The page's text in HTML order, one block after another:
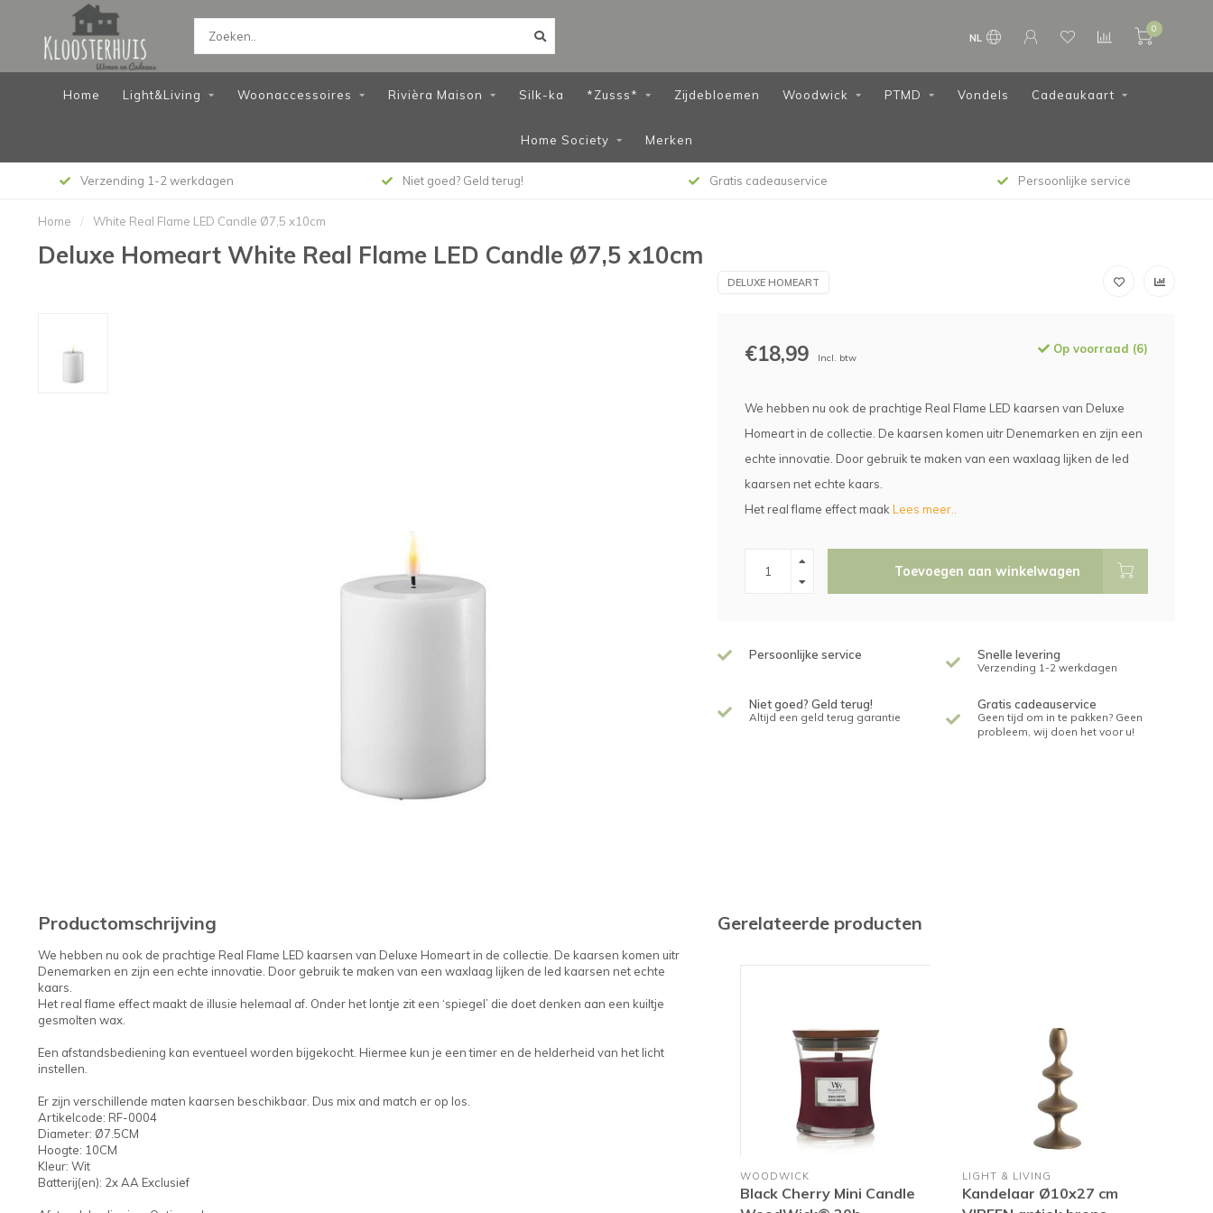
NL
0
Home Light&Living Woonaccessoires Rivièra Maison Silk-ka *Zusss* Zijdebloemen Woodwick PTMD Vondels Cadeaukaart
Home Society Merken
Verzending 1-2 werkdagen Niet goed? Geld terug! Gratis cadeauservice Persoonlijke service
Home / White Real Flame LED Candle Ø7,5 x10cm
Deluxe Homeart White Real Flame LED Candle Ø7,5 x10cm
DELUXE HOMEART
€18,99 Incl. btw
Op voorraad (6)
We hebben nu ook de prachtige Real Flame LED kaarsen van Deluxe
Homeart in de collectie. De kaarsen komen uitr Denemarken en zijn een
echte innovatie. Door gebruik te maken van een waxlaag lijken de led
kaarsen net echte kaars.
Het real flame effect maak Lees meer..
Toevoegen aan winkelwagen
Persoonlijke service Snelle levering
Verzending 1-2 werkdagen
Niet goed? Geld terug!
Altijd een geld terug garantie
Gratis cadeauservice
Geen tijd om in te pakken? Geen
probleem, wij doen het voor u!
Productomschrijving
We hebben nu ook de prachtige Real Flame LED kaarsen van Deluxe Homeart in de collectie. De kaarsen komen uitr
Denemarken en zijn een echte innovatie. Door gebruik te maken van een waxlaag lijken de led kaarsen net echte
kaars.
Het real flame effect maakt de illusie helemaal af. Onder het lontje zit een ‘spiegel’ die doet denken aan een kuiltje
gesmolten wax.
Een afstandsbediening kan eventueel worden bijgekocht. Hiermee kun je een timer en de helderheid van het licht
instellen.
Er zijn verschillende maten kaarsen beschikbaar. Dus mix and match er op los.
Artikelcode: RF-0004
Diameter: Ø7.5CM
Hoogte: 10CM
Kleur: Wit
Batterij(en): 2x AA Exclusief
Gerelateerde producten
WOODWICK
Black Cherry Mini Candle
LIGHT & LIVING
Kandelaar Ø10x27 cm